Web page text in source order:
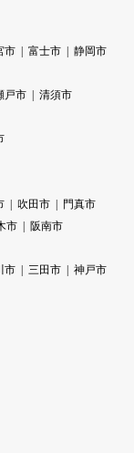
市 富士市
静岡市
戸市
清須市
吹田市
門真市
市
阪南市
市 三田市
神戸市